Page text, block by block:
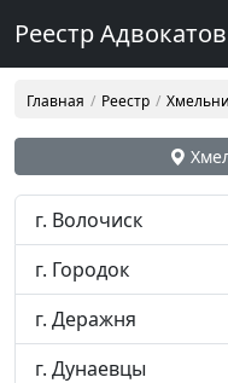
Реестр Адвокатов
Главная Реестр
г. Волочиск
г. Городок
г. Деражня
г. Дунаевцы